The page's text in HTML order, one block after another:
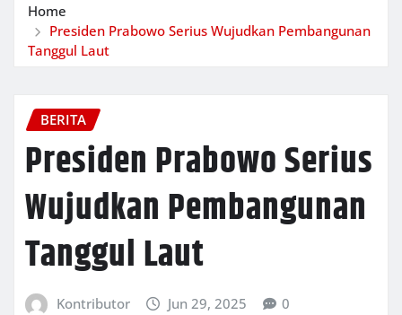
Home
Presiden Prabowo Serius Wujudkan Pembangunan
Tanggul Laut
BERITA
Presiden Prabowo Serius
Wujudkan Pembangunan
Tanggul Laut
Kontributor Jun 29, 2025 0